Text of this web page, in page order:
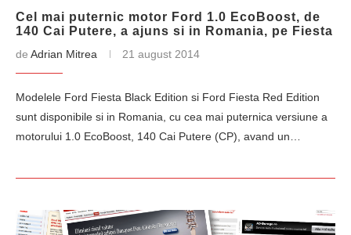
Cel mai puternic motor Ford 1.0 EcoBoost, de
140 Cai Putere, a ajuns si in Romania, pe Fiesta
de Adrian Mitrea 21 august 2014
Modelele Ford Fiesta Black Edition si Ford Fiesta Red Edition
sunt disponibile si in Romania, cu cea mai puternica versiune a
motorului 1.0 EcoBoost, 140 Cai Putere (CP), avand un…